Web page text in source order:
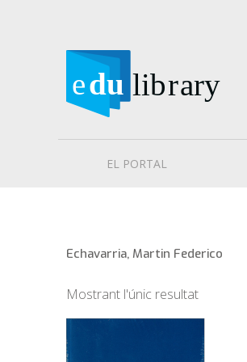
EL PORTAL
Echavarria, Martin Federico
Mostrant l'únic resultat